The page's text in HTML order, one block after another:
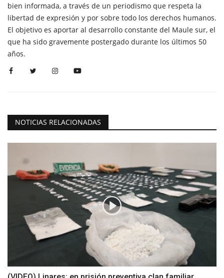
bien informada, a través de un periodismo que respeta la
libertad de expresión y por sobre todo los derechos humanos.
El objetivo es aportar al desarrollo constante del Maule sur, el
que ha sido gravemente postergado durante los últimos 50
años.
NOTICIAS RELACIONADAS